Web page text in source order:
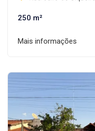
250 m²
Mais informações